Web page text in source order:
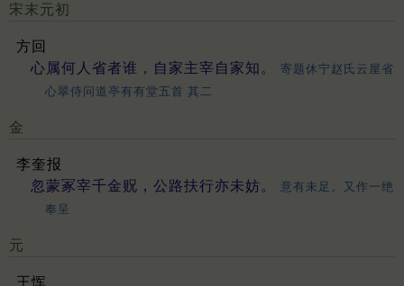
宋末元初
方回
心属何人省者谁，自家主宰自家知。
寄题休宁赵氏云屋省
心翠侍问道亭有有堂五首 其二
金
李奎报
忽蒙冢宰千金贶，公路扶行亦未妨。
意有未足。又作一绝
奉呈
元
王恽